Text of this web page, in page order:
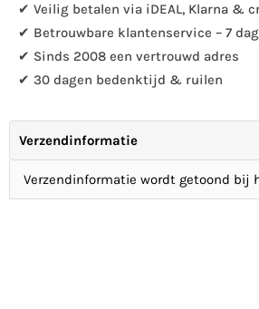
✔ Veilig betalen via iDEAL, Klarna &
✔ Betrouwbare klantenservice – 7
✔ Sinds 2008 een vertrouwd adres
✔ 30 dagen bedenktijd & ruilen
Verzendinformatie
Verzendinformatie wordt getoond bij